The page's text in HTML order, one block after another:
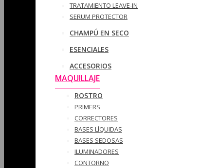
TRATAMIENTO LEAVE-IN
SERUM PROTECTOR
CHAMPÚ EN SECO
ESENCIALES
ACCESORIOS
MAQUILLAJE
ROSTRO
PRIMERS
CORRECTORES
BASES LÍQUIDAS
BASES SEDOSAS
ILUMINADORES
CONTORNO